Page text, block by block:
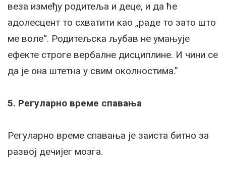
веза између родитеља и деце, и да ће
адолесцент то схватити као „раде то зато што
ме воле“. Родитељска љубав не умањује
ефекте строге вербалне дисциплине. И чини се
да је она штетна у свим околностима.”
5. Регуларно време спавања
Регуларно време спавања је заиста битно за
развој дечијег мозга.